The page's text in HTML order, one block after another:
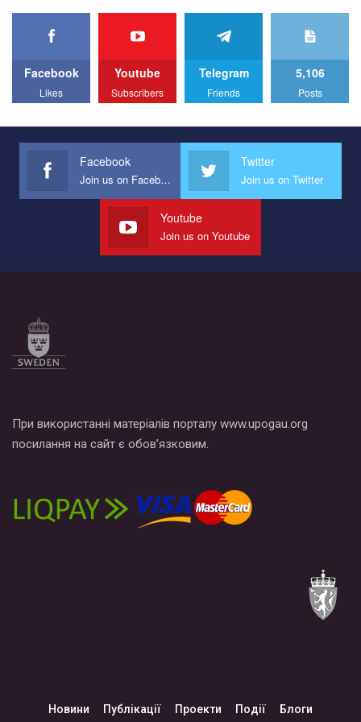
We appeal to your support and ask to help us implement our plan
All you have to do is to press "Like" below the video.
Эмоционально сильный ролик от команды "Гей-альянс
представляющий программу развития организации.
Мы просим вас поддержать нас и помочь нам реализовать
наш план по борьбе с насилием и дискриминацией на почве
СОГИ в Украине.
Все, что вам нужно сделать - это зайти на наш канал YouTube
Facebook
Likes
Youtube
Subscribers
Telegram
Friends
5,106
Posts
Facebook
Join us on Facebook
Twitter
Join us on Twitter
Youtube
Join us on Youtube
При використанні матеріалів порталу www.upogau.org
посилання на сайт є обов’язковим.
Новини Публікації Проекти Події Блоги